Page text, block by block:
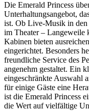
Die Emerald Princess
Unterhaltungsangebot,
ist. Ob Live-Musik in den
im Theater – Langeweile
Kabinen bieten
eingerichtet. Besonders
freundliche Service des
angenehm gestaltet. Ein
eingeschränkte Auswahl
für einige Gäste eine
ist die Emerald Princess
die Wert auf vielfältige